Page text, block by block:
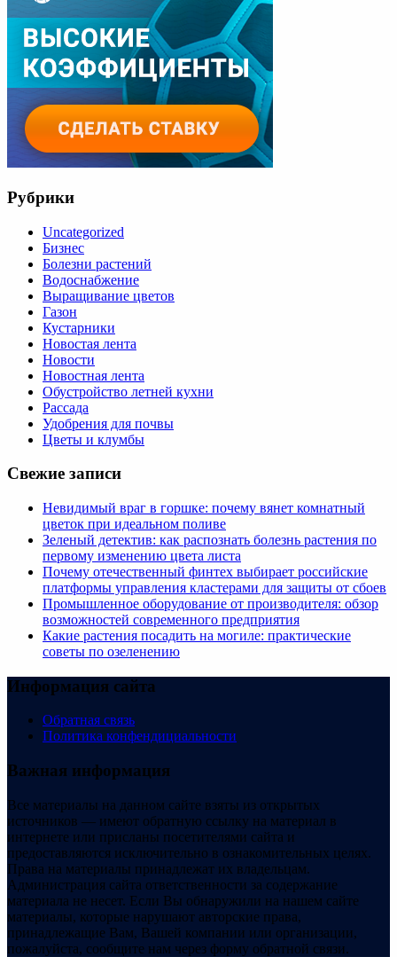
Рубрики
Uncategorized
Бизнес
Болезни растений
Водоснабжение
Выращивание цветов
Газон
Кустарники
Новостая лента
Новости
Новостная лента
Обустройство летней кухни
Рассада
Удобрения для почвы
Цветы и клумбы
Свежие записи
Невидимый враг в горшке: почему вянет комнатный
цветок при идеальном поливе
Зеленый детектив: как распознать болезнь растения по
первому изменению цвета листа
Почему отечественный финтех выбирает российские
платформы управления кластерами для защиты от сбоев
Промышленное оборудование от производителя: обзор
возможностей современного предприятия
Какие растения посадить на могиле: практические
советы по озеленению
Информация сайта
Обратная связь
Политика конфендициальности
Важная информация
Все материалы на данном сайте взяты из открытых
источников — имеют обратную ссылку на материал в
интернете или присланы посетителями сайта и
предоставляются исключительно в ознакомительных целях.
Права на материалы принадлежат их владельцам.
Администрация сайта ответственности за содержание
материала не несет. Если Вы обнаружили на нашем сайте
материалы, которые нарушают авторские права,
принадлежащие Вам, Вашей компании или организации,
пожалуйста, сообщите нам через форму обратной связи.